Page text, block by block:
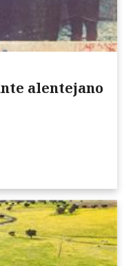
alentejano